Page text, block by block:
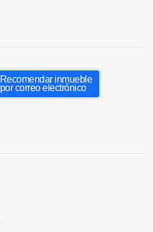
Recomendar inmueble
por correo electrónico